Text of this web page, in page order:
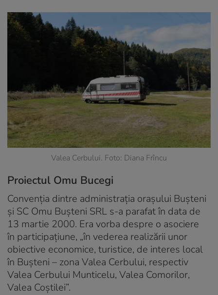
Valea Cerbului. Foto: Diana Frîncu
Proiectul Omu Bucegi
Convenția dintre administrația orașului Bușteni
și SC Omu Bușteni SRL s-a parafat în data de
13 martie 2000. Era vorba despre o asociere
în participaţiune, „în vederea realizării unor
obiective economice, turistice, de interes local
în Buşteni – zona Valea Cerbului, respectiv
Valea Cerbului Munticelu, Valea Comorilor,
Valea Coştilei”.